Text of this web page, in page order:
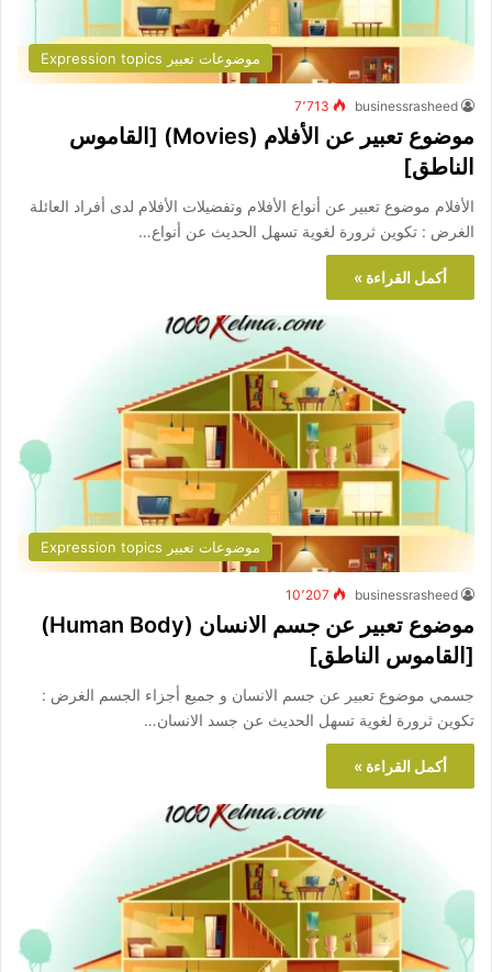
موضوعات تعبير Expression topics
businessrasheed 7٬713
موضوع تعبير عن الأفلام (Movies) [القاموس
الناطق]
الأفلام موضوع تعبير عن أنواع الأفلام وتفضيلات الأفلام لدى أفراد العائلة
الغرض : تكوين ثرورة لغوية تسهل الحديث عن أنواع…
أكمل القراءة »
موضوعات تعبير Expression topics
businessrasheed 10٬207
موضوع تعبير عن جسم الانسان (Human Body)
[القاموس الناطق]
جسمي موضوع تعبير عن جسم الانسان و جميع أجزاء الجسم الغرض :
تكوين ثرورة لغوية تسهل الحديث عن جسد الانسان…
أكمل القراءة »